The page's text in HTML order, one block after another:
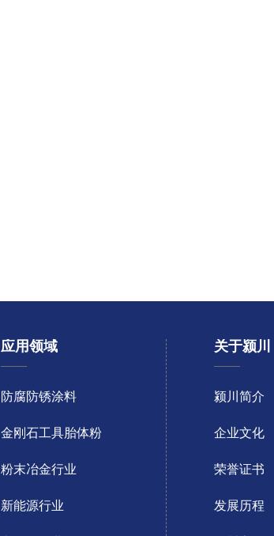
应用领域
防腐防锈涂料
金刚石工具胎体粉
粉末冶金行业
新能源行业
关于颍川
颍川简介
企业文化
荣誉证书
发展历程